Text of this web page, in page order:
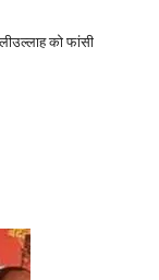
को फांसी